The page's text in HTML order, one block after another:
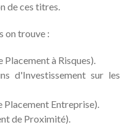
de ces titres.
on trouve :
Placement à Risques).
d'Investissement sur les
Placement Entreprise).
de Proximité).